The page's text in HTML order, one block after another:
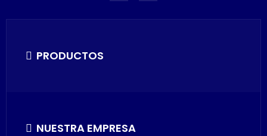
PRODUCTOS
NUESTRA EMPRESA